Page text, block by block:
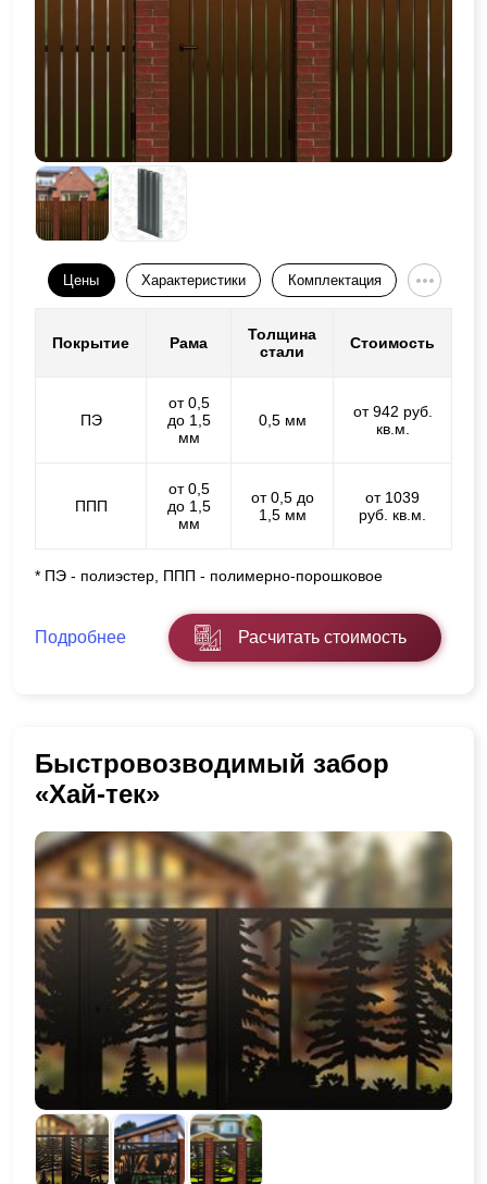
Цены Характеристики Комплектация
Покрытие Рама
Толщина
стали
Стоимость
ПЭ
от 0,5
до 1,5
мм
0,5 мм
от 942 руб.
кв.м.
ППП
от 0,5
до 1,5
мм
от 0,5 до
1,5 мм
от 1039
руб. кв.м.
* ПЭ - полиэстер, ППП - полимерно-порошковое
Подробнее Расчитать стоимость
Быстровозводимый забор
«Хай-тек»